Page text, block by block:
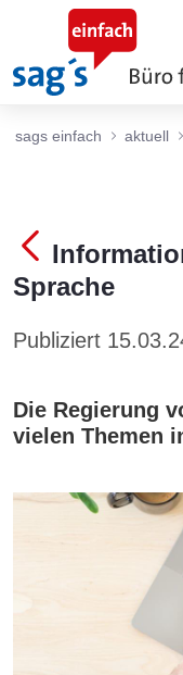
Zum Hauptinhalt
sags einfach aktuell
Sprache
Publiziert
Die Regierung
vielen Themen